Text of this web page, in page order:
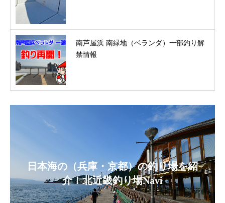
南芦屋浜 南緑地（ベランダ）一部釣り解
禁情報
日本海の（兵庫・京都）の釣り場を紹
介！北近畿釣り場Navi